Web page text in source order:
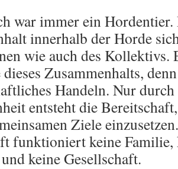
war immer ein Hordentier.
innerhalb der Horde
wie auch des Kollektivs.
Zusammenhalts,
Handeln. Nur
entsteht die
Ziele
funktioniert keine Familie,
keine Gesellschaft.